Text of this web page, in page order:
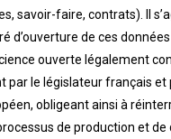
savoir-faire, contrats). Il
d’ouverture de ces
ouverte légalement
par le législateur français et
obligeant ainsi à
de production et